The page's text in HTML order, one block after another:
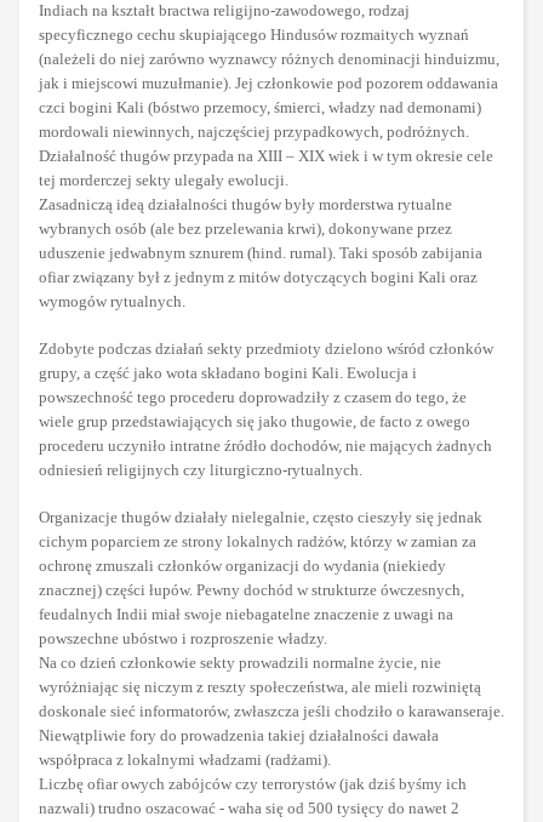
Indiach na kształt bractwa religijno-zawodowego, rodzaj
specyficznego cechu skupiającego Hindusów rozmaitych wyznań
(należeli do niej zarówno wyznawcy różnych denominacji hinduizmu,
jak i miejscowi muzułmanie). Jej członkowie pod pozorem oddawania
czci bogini Kali (bóstwo przemocy, śmierci, władzy nad demonami)
mordowali niewinnych, najczęściej przypadkowych, podróżnych.
Działalność thugów przypada na XIII – XIX wiek i w tym okresie cele
tej morderczej sekty ulegały ewolucji.
Zasadniczą ideą działalności thugów były morderstwa rytualne
wybranych osób (ale bez przelewania krwi), dokonywane przez
uduszenie jedwabnym sznurem (hind. rumal). Taki sposób zabijania
ofiar związany był z jednym z mitów dotyczących bogini Kali oraz
wymogów rytualnych.
Zdobyte podczas działań sekty przedmioty dzielono wśród członków
grupy, a część jako wota składano bogini Kali. Ewolucja i
powszechność tego procederu doprowadziły z czasem do tego, że
wiele grup przedstawiających się jako thugowie, de facto z owego
procederu uczyniło intratne źródło dochodów, nie mających żadnych
odniesień religijnych czy liturgiczno-rytualnych.
Organizacje thugów działały nielegalnie, często cieszyły się jednak
cichym poparciem ze strony lokalnych radżów, którzy w zamian za
ochronę zmuszali członków organizacji do wydania (niekiedy
znacznej) części łupów. Pewny dochód w strukturze ówczesnych,
feudalnych Indii miał swoje niebagatelne znaczenie z uwagi na
powszechne ubóstwo i rozproszenie władzy.
Na co dzień członkowie sekty prowadzili normalne życie, nie
wyróżniając się niczym z reszty społeczeństwa, ale mieli rozwiniętą
doskonale sieć informatorów, zwłaszcza jeśli chodziło o karawanseraje.
Niewątpliwie fory do prowadzenia takiej działalności dawała
współpraca z lokalnymi władzami (radżami).
Liczbę ofiar owych zabójców czy terrorystów (jak dziś byśmy ich
nazwali) trudno oszacować - waha się od 500 tysięcy do nawet 2